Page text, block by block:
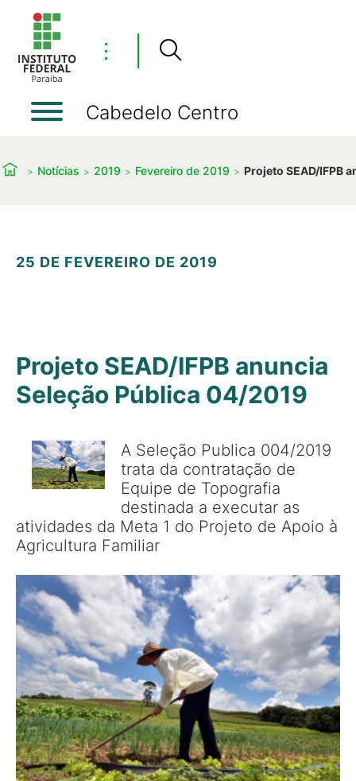
⋮
Cabedelo Centro
Notícias 2019 Fevereiro de 2019 Projeto SEAD/IFPB
25 DE FEVEREIRO DE 2019
Projeto SEAD/IFPB anuncia
Seleção Pública 04/2019
A Seleção Publica 004/2019
trata da contratação de
Equipe de Topografia
destinada a executar as
atividades da Meta 1 do Projeto de Apoio à
Agricultura Familiar